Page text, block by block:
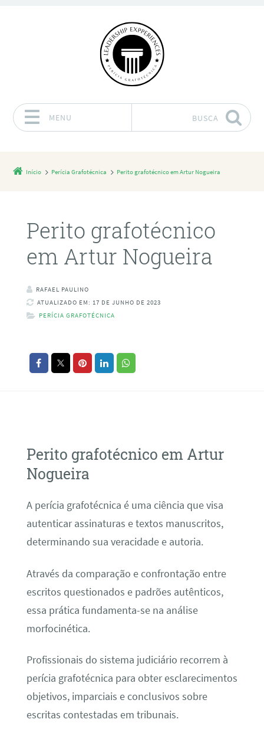
MENU BUSCA
Início Perícia Grafotécnica Perito grafotécnico em Artur Nogueira
Perito grafotécnico
em Artur Nogueira
RAFAEL PAULINO
ATUALIZADO EM: 17 DE JUNHO DE 2023
PERÍCIA GRAFOTÉCNICA
Perito grafotécnico em Artur
Nogueira
A perícia grafotécnica é uma ciência que visa
autenticar assinaturas e textos manuscritos,
determinando sua veracidade e autoria.
Através da comparação e confrontação entre
escritos questionados e padrões autênticos,
essa prática fundamenta-se na análise
morfocinética.
Profissionais do sistema judiciário recorrem à
perícia grafotécnica para obter esclarecimentos
objetivos, imparciais e conclusivos sobre
escritas contestadas em tribunais.